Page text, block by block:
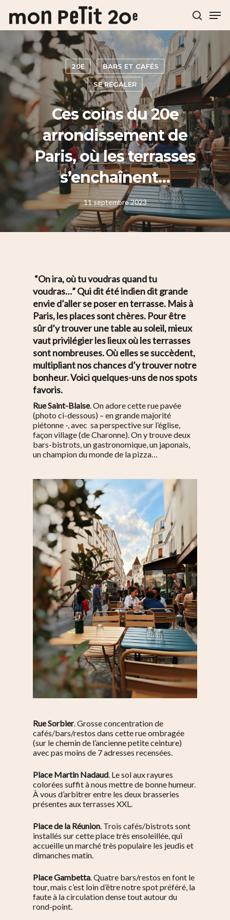
Hit enter to search or ESC to close
20E BARS ET CAFÉS
SE RÉGALER
Ces coins du 20e
arrondissement de
Paris, où les terrasses
s’enchaînent…
11 septembre 2023
“On ira, où tu voudras quand tu
voudras…” Qui dit été indien dit grande
envie d’aller se poser en terrasse. Mais à
Paris, les places sont chères. Pour être
sûr d’y trouver une table au soleil, mieux
vaut privilégier les lieux où les terrasses
sont nombreuses. Où elles se succèdent,
multipliant nos chances d’y trouver notre
bonheur. Voici quelques-uns de nos spots
favoris.
Rue Saint-Blaise. On adore cette rue pavée
(photo ci-dessous) – en grande majorité
piétonne -, avec sa perspective sur l’église,
façon village (de Charonne). On y trouve deux
bars-bistrots, un gastronomique, un japonais,
un champion du monde de la pizza…
Rue Sorbier. Grosse concentration de
cafés/bars/restos dans cette rue ombragée
(sur le chemin de l’ancienne petite ceinture)
avec pas moins de 7 adresses recensées.
Place Martin Nadaud . Le sol aux rayures
colorées suffit à nous mettre de bonne humeur.
À vous d’arbitrer entre les deux brasseries
présentes aux terrasses XXL.
Place de la Réunion . Trois cafés/bistrots sont
installés sur cette place très ensoleillée, qui
accueille un marché très populaire les jeudis et
dimanches matin.
Place Gambetta . Quatre bars/restos en font le
tour, mais c’est loin d’être notre spot préféré, la
faute à la circulation dense tout autour du
rond-point.